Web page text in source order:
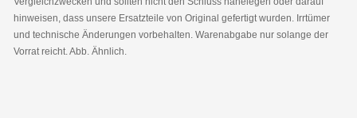
hinweisen, dass unsere Ersatzteile von Original gefertigt wurden. Irrtümer
und technische Änderungen vorbehalten. Warenabgabe nur solange der
Vorrat reicht. Abb. Ähnlich.